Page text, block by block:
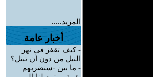
المزيد.....
أخبار عامة
-كيف تقفز في نهر
النيل من دون أن تبتل؟
- ما بين -سنضربهم